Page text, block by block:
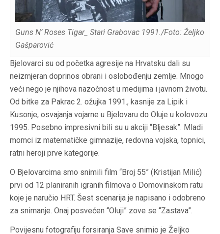
Guns N’ Roses Tigar_ Stari Grabovac 1991./Foto: Željko
Gašparović
Bjelovarci su od početka agresije na Hrvatsku dali su
neizmjeran doprinos obrani i oslobođenju zemlje. Mnogo
veći nego je njihova nazočnost u medijima i javnom životu.
Od bitke za Pakrac 2. ožujka 1991., kasnije za Lipik i
Kusonje, osvajanja vojarne u Bjelovaru do Oluje u kolovozu
1995. Posebno impresivni bili su u akciji “Bljesak”. Mladi
momci iz matematičke gimnazije, redovna vojska, topnici,
ratni heroji prve kategorije.
O Bjelovarcima smo snimili film “Broj 55” (Kristijan Milić)
prvi od 12 planiranih igranih filmova o Domovinskom ratu
koje je naručio HRT. Šest scenarija je napisano i odobreno
za snimanje. Onaj posvećen “Oluji” zove se “Zastava”.
Povijesnu fotografiju forsiranja Save snimio je Željko